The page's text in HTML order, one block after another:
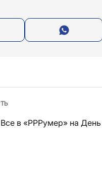
в «РРРумер» на День